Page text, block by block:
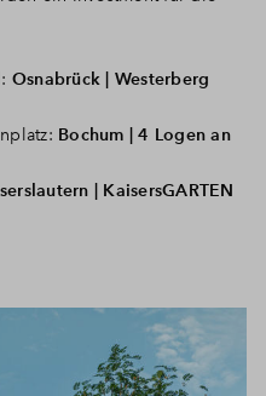
Osnabrück | Westerberg
Bochum | 4 Logen an
| KaisersGARTEN